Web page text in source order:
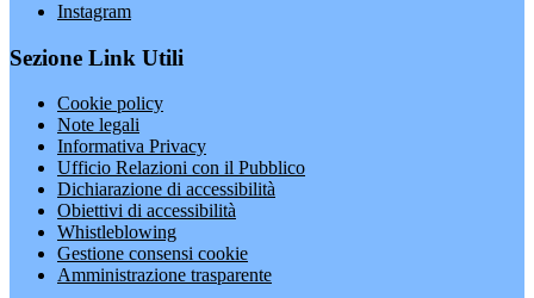
Instagram
Sezione Link Utili
Cookie policy
Note legali
Informativa Privacy
Ufficio Relazioni con il Pubblico
Dichiarazione di accessibilità
Obiettivi di accessibilità
Whistleblowing
Gestione consensi cookie
Amministrazione trasparente